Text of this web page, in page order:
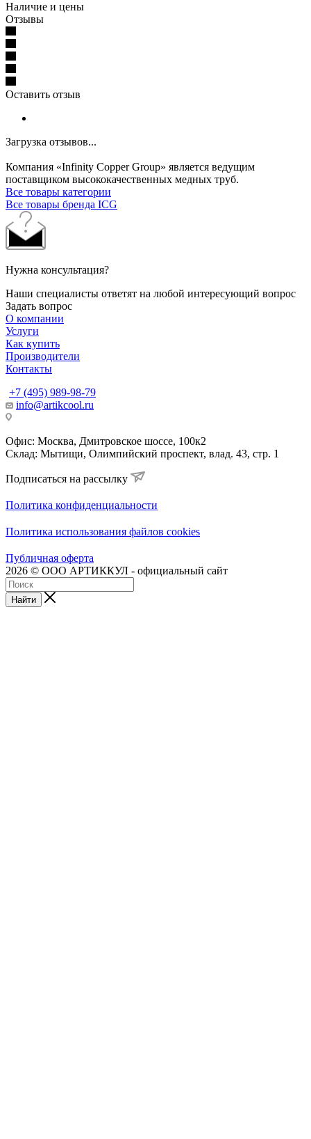
Наличие и цены
Отзывы
Оставить отзыв
Загрузка отзывов...
Компания «Infinity Copper Group» является ведущим
поставщиком высококачественных медных труб.
Все товары категории
Все товары бренда ICG
Нужна консультация?
Наши специалисты ответят на любой интересующий вопрос
Задать вопрос
О компании
Услуги
Как купить
Производители
Контакты
+7 (495) 989-98-79
info@artikcool.ru
Офис: Москва, Дмитровское шоссе, 100к2
Склад: Мытищи, Олимпийский проспект, влад. 43, стр. 1
Подписаться на рассылку
Политика конфиденциальности
Политика использования файлов cookies
Публичная оферта
2026 © ООО АРТИККУЛ - официальный сайт
Найти